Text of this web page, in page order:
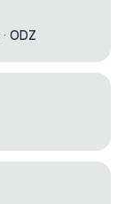
· ODZ